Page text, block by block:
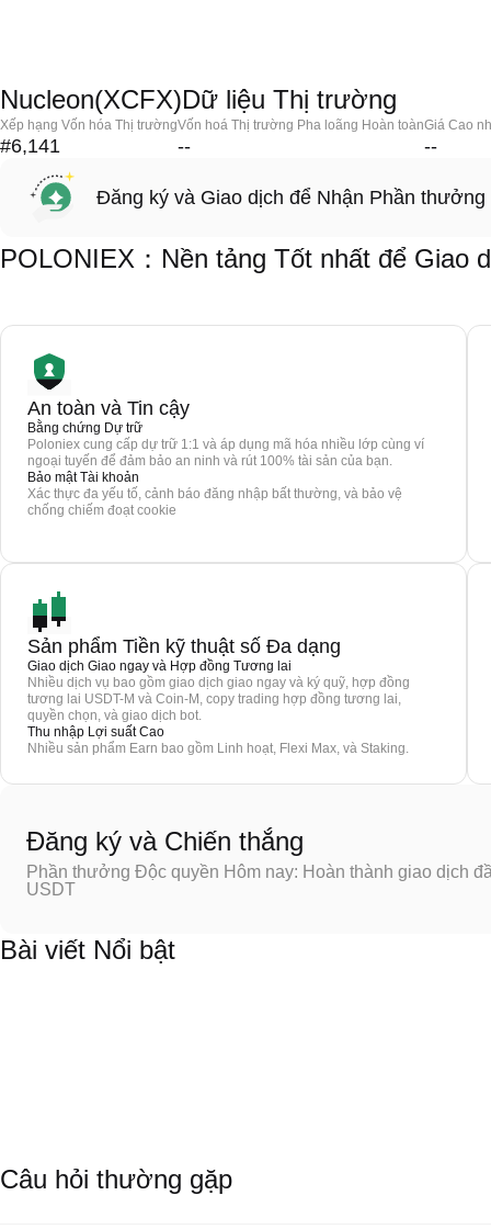
Nucleon(XCFX)Dữ liệu Thị trường
Xếp hạng Vốn hóa Thị trường
#6,141
Vốn hoá Thị trường Pha loãng Hoàn toàn
--
Giá Cao
--
Đăng ký và Giao dịch để Nhận Phần thưởng
POLONIEX：Nền tảng Tốt nhất để Giao
An toàn và Tin cậy
Bằng chứng Dự trữ
Poloniex cung cấp dự trữ 1:1 và áp dụng mã hóa nhiều lớp cùng ví
ngoại tuyến để đảm bảo an ninh và rút 100% tài sản của bạn.
Bảo mật Tài khoản
Xác thực đa yếu tố, cảnh báo đăng nhập bất thường, và bảo vệ
chống chiếm đoạt cookie
Sản phẩm Tiền kỹ thuật số Đa dạng
Giao dịch Giao ngay và Hợp đồng Tương lai
Nhiều dịch vụ bao gồm giao dịch giao ngay và ký quỹ, hợp đồng
tương lai USDT-M và Coin-M, copy trading hợp đồng tương lai,
quyền chọn, và giao dịch bot.
Thu nhập Lợi suất Cao
Nhiều sản phẩm Earn bao gồm Linh hoạt, Flexi Max, và Staking.
Đăng ký và Chiến thắng
Phần thưởng Độc quyền Hôm nay: Hoàn thành giao dịch
USDT
Bài viết Nổi bật
Câu hỏi thường gặp